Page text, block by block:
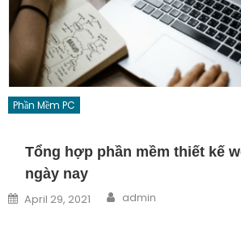
Phần Mềm PC
Tổng hợp phần mềm thiết kế
ngày nay
Posted on
April 29, 2021 Author
admin